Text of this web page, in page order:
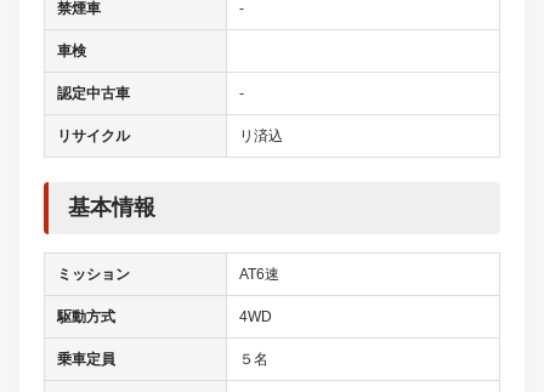
禁煙車 -
車検
認定中古車 -
リサイクル リ済込
基本情報
ミッション AT6速
駆動方式 4WD
乗車定員 ５名